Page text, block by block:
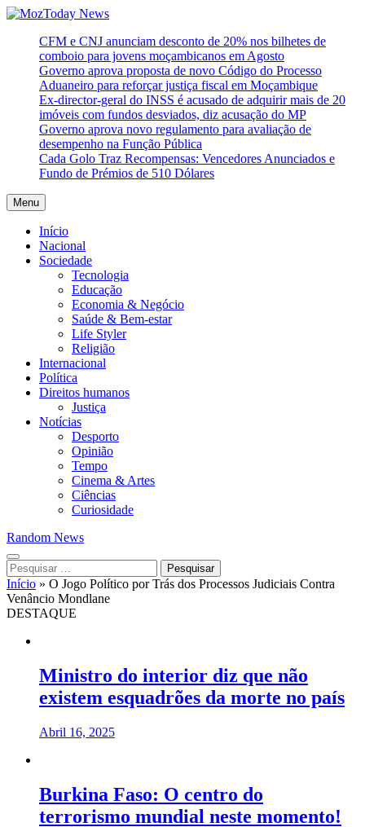
Skip
content
MozToday News
Onde a gente lê.
CFM e CNJ anunciam desconto de 20% nos bilhetes de
comboio para jovens moçambicanos em Agosto
Governo aprova proposta de novo Código do Processo
Aduaneiro para reforçar justiça fiscal em Moçambique
Ex-director-geral do INSS é acusado de adquirir mais de 20
imóveis com fundos desviados, diz acusação do MP
Governo aprova novo regulamento para avaliação de
desempenho na Função Pública
Cada Golo Traz Recompensas: Vencedores Anunciados e
Fundo de Prémios de 510 Dólares
Menu
Início
Nacional
Sociedade
Tecnologia
Educação
Economia & Negócio
Saúde & Bem-estar
Life Styler
Religião
Internacional
Política
Direitos humanos
Justiça
Notícias
Desporto
Opinião
Tempo
Cinema & Artes
Ciências
Curiosidade
Random News
Pesquisar
por:
Início » O Jogo Político por Trás dos Processos Judiciais Contra
Venâncio Mondlane
DESTAQUE
Ministro do interior diz que não
existem esquadrões da morte no país
Abril 16, 2025
Burkina Faso: O centro do
terrorismo mundial neste momento!